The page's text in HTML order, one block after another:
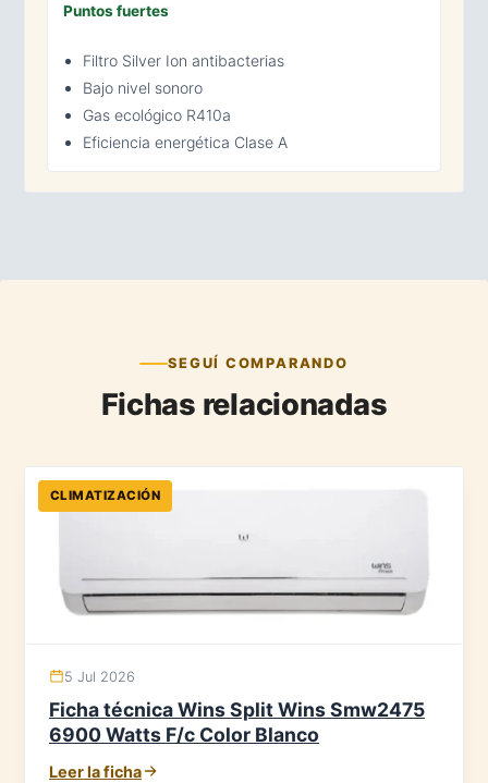
Puntos fuertes
Filtro Silver Ion antibacterias
Bajo nivel sonoro
Gas ecológico R410a
Eficiencia energética Clase A
SEGUÍ COMPARANDO
Fichas relacionadas
CLIMATIZACIÓN
5 Jul 2026
Ficha técnica Wins Split Wins Smw2475
6900 Watts F/c Color Blanco
Leer la ficha